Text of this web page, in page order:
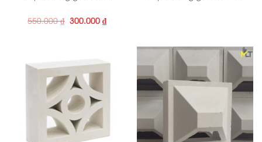
550.000₫ Giá
gốc
300.000 ₫Giá
hiện
300.000 ₫.